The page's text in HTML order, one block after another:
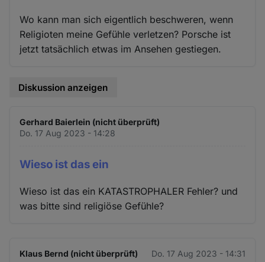
Wo kann man sich eigentlich beschweren, wenn
Religioten meine Gefühle verletzen? Porsche ist
jetzt tatsächlich etwas im Ansehen gestiegen.
Diskussion anzeigen
Gerhard Baierlein (nicht überprüft)
Do. 17 Aug 2023 - 14:28
Wieso ist das ein
Wieso ist das ein KATASTROPHALER Fehler? und
was bitte sind religiöse Gefühle?
Klaus Bernd (nicht überprüft) Do. 17 Aug 2023 - 14:31